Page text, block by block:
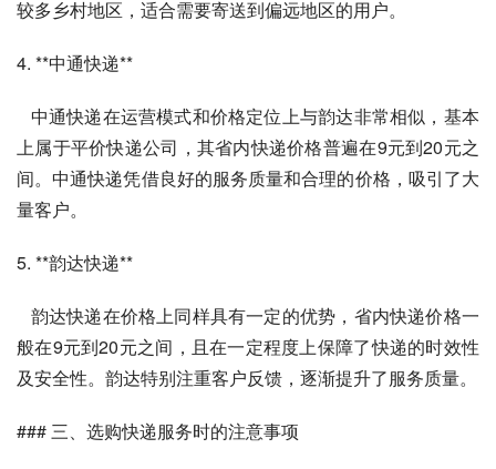
较多乡村地区，适合需要寄送到偏远地区的用户。
4. **中通快递**
上属于平价快递公司，其省内快递价格普遍在9元到20元之
间。中通快递凭借良好的服务质量和合理的价格，吸引了大
量客户。
5. **韵达快递**
般在9元到20元之间，且在一定程度上保障了快递的时效性
及安全性。韵达特别注重客户反馈，逐渐提升了服务质量。
### 三、选购快递服务时的注意事项